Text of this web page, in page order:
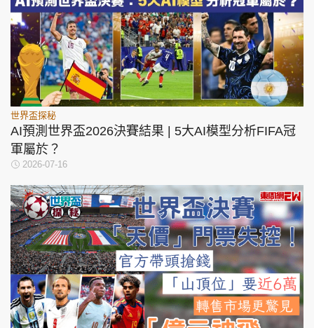
世界盃探秘
AI預測世界盃2026決賽結果 | 5大AI模型分析FIFA冠
軍屬於？
2026-07-16